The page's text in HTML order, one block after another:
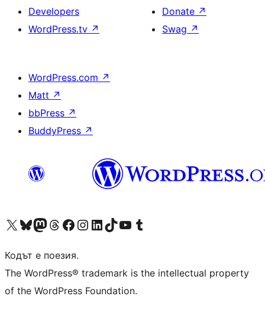
Developers
WordPress.tv ↗
Donate ↗
Swag ↗
WordPress.com ↗
Matt ↗
bbPress ↗
BuddyPress ↗
Visit our X (formerly Twitter) account
Visit our Bluesky account
Visit our Mastodon account
Visit our Threads account
Посетете нашата страница във Facebook
Посетете нашия профил в Instagram
Посетете нашия профил в LinkedIn
Visit our TikTok account
Visit our YouTube channel
Visit our Tumblr account
Кодът е поезия.
The WordPress® trademark is the intellectual property
of the WordPress Foundation.